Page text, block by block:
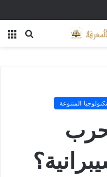
بحث
المتنوعة